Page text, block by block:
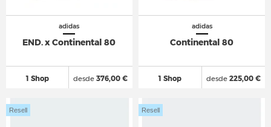
adidas
END. x Continental 80
1 Shop desde 376,00 €
adidas
Continental 80
1 Shop desde225,00 €
Resell Resell